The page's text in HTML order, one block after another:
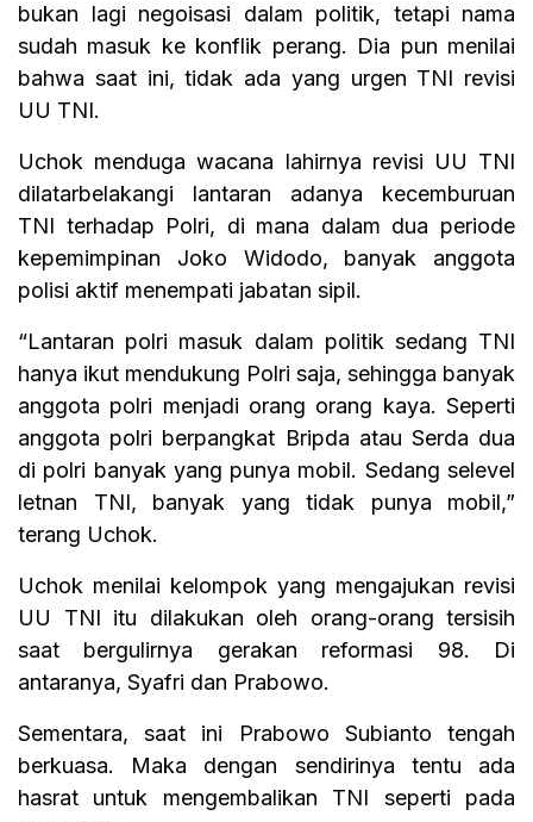
bukan lagi negoisasi dalam politik, tetapi nama
sudah masuk ke konflik perang. Dia pun menilai
bahwa saat ini, tidak ada yang urgen TNI revisi
UU TNI.
Uchok menduga wacana lahirnya revisi UU TNI
dilatarbelakangi lantaran adanya kecemburuan
TNI terhadap Polri, di mana dalam dua periode
kepemimpinan Joko Widodo, banyak anggota
polisi aktif menempati jabatan sipil.
“Lantaran polri masuk dalam politik sedang TNI
hanya ikut mendukung Polri saja, sehingga banyak
anggota polri menjadi orang orang kaya. Seperti
anggota polri berpangkat Bripda atau Serda dua
di polri banyak yang punya mobil. Sedang selevel
letnan TNI, banyak yang tidak punya mobil,”
terang Uchok.
Uchok menilai kelompok yang mengajukan revisi
UU TNI itu dilakukan oleh orang-orang tersisih
saat bergulirnya gerakan reformasi 98. Di
antaranya, Syafri dan Prabowo.
Sementara, saat ini Prabowo Subianto tengah
berkuasa. Maka dengan sendirinya tentu ada
hasrat untuk mengembalikan TNI seperti pada